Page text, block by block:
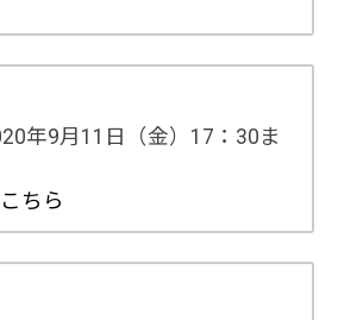
年9月11日（金）17：30ま
ちら